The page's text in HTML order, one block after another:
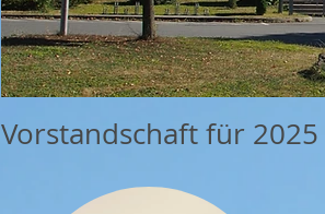
Vorstandschaft für 2025